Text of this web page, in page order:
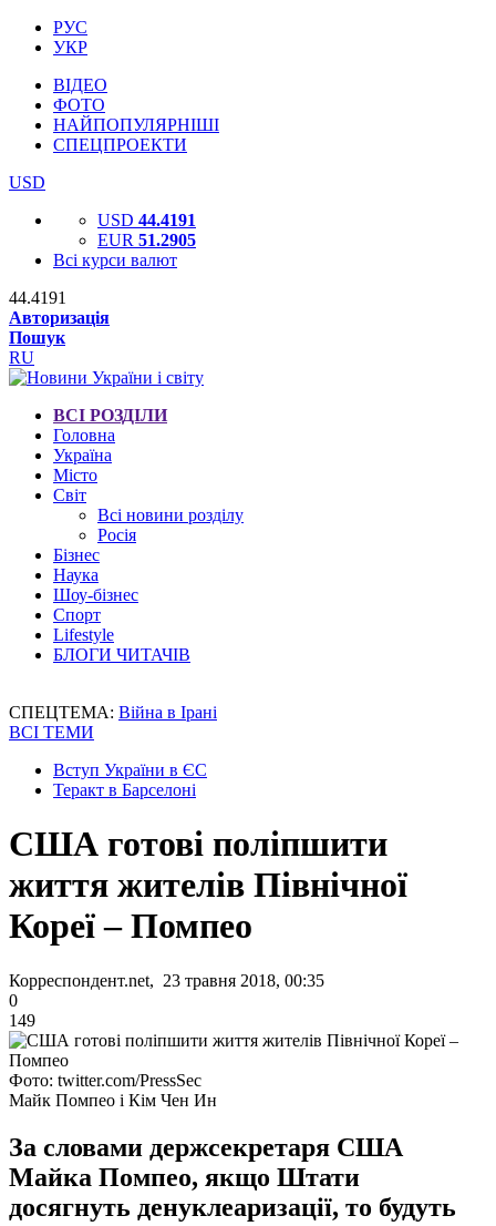
РУС
УКР
ВІДЕО
ФОТО
НАЙПОПУЛЯРНІШІ
СПЕЦПРОЕКТИ
USD
USD 44.4191
EUR 51.2905
Всі курси валют
44.4191
Авторизація
Пошук
RU
ВСІ РОЗДІЛИ
Головна
Україна
Місто
Світ
Всі новини розділу
Росія
Бізнес
Наука
Шоу-бізнес
Спорт
Lifestyle
БЛОГИ ЧИТАЧІВ
СПЕЦТЕМА: Війна в Ірані
ВСІ ТЕМИ
Вступ України в ЄС
Теракт в Барселоні
США готові поліпшити
життя жителів Північної
Кореї – Помпео
Корреспондент.net, 23 травня 2018, 00:35
0
149
Фото: twitter.com/PressSec
Майк Помпео і Кім Чен Ин
За словами держсекретаря США
Майка Помпео, якщо Штати
досягнуть денуклеаризації, то будуть